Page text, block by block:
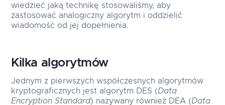
wiedzieć jaką technikę stosowaliśmy, aby
zastosować analogiczny algorytm i oddzielić
wiadomość od jej dopełnienia.
Kilka algorytmów
Jednym z pierwszych współczesnych algorytmów
kryptograficznych jest algorytm DES (Data
Encryption Standard) nazywany również DEA (Data